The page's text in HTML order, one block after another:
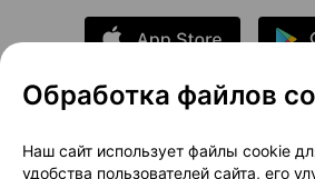
О проекте
Новости
Обработка файлов
Наш сайт использует файлы cookie
удобства пользователей сайта, его